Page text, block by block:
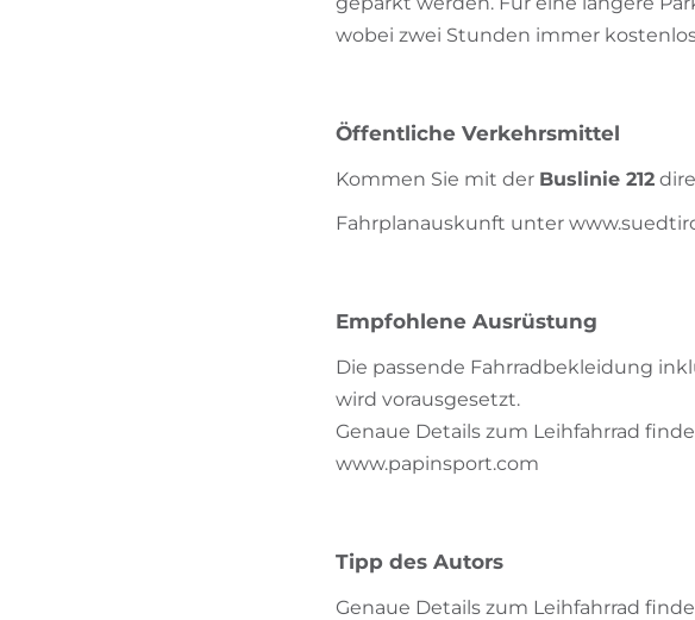
wobei zwei Stunden immer
Öffentliche Verkehrsmittel
Kommen Sie mit der Buslinie 212
Fahrplanauskunft unter
Empfohlene Ausrüstung
Die passende Fahrradbekleidung
wird vorausgesetzt.
Genaue Details zum Leihfahrrad
www.papinsport.com
Tipp des Autors
Genaue Details zum Leihfahrrad